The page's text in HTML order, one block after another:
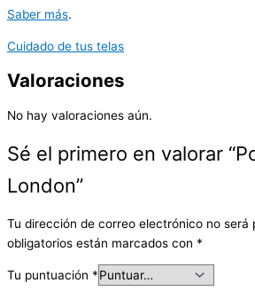
Saber más.
Cuidado de tus telas
Valoraciones
No hay valoraciones aún.
Sé el primero en valorar
London”
Tu dirección de correo electrónico no será
obligatorios están marcados con *
Tu puntuación *